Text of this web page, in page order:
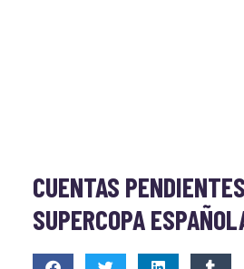
CUENTAS
SUPERCOPA